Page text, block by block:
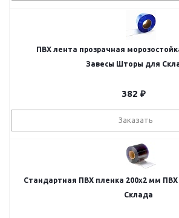
ПВХ лента прозрачная
Завесы Шторы для
382 ₽
Заказать
Стандартная ПВХ пленка 200x2 мм
Склада